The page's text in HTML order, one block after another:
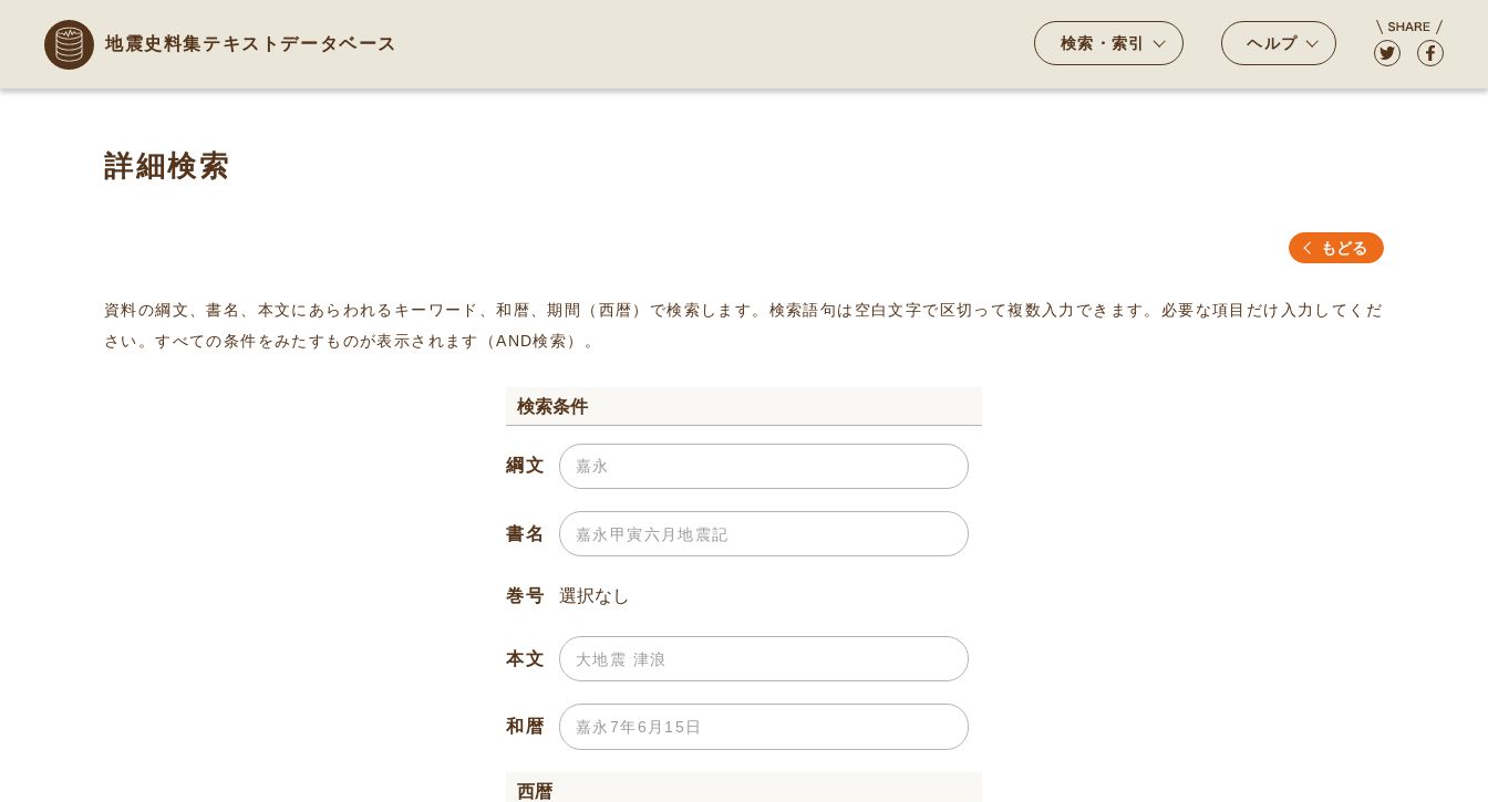
地震史料集テキストデータベース 検索・索引 ヘルプ
詳細検索
もどる
資料の綱文、書名、本文にあらわれるキーワード、和暦、期間（西暦）で検索します。検索語句は空白文字で区切って複数入力できます。必要な項目だけ入力してくだ
さい。すべての条件をみたすものが表示されます（AND検索）。
検索条件
綱文
書名
巻号
本文
和暦
西暦